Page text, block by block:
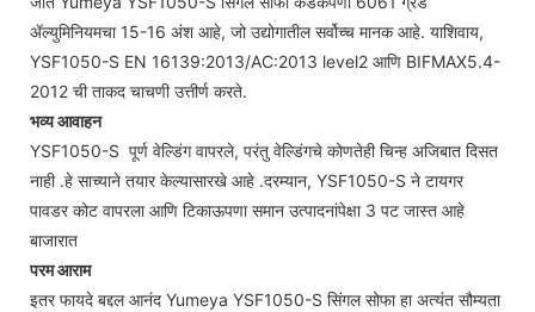
ॲल्युमिनियमचा 15-16 अंश आहे, जो उद्योगातील सर्वोच्च मानक आहे. याशिवाय,
YSF1050-S EN 16139:2013/AC:2013 level2 आणि BIFMAX5.4-
2012 ची ताकद चाचणी उत्तीर्ण करते.
भव्य आवाहन
YSF1050-S पूर्ण वेल्डिंग वापरले, परंतु वेल्डिंगचे कोणतेही चिन्ह अजिबात दिसत
नाही .हे साच्याने तयार केल्यासारखे आहे .दरम्यान, YSF1050-S ने टायगर
पावडर कोट वापरला आणि टिकाऊपणा समान उत्पादनांपेक्षा 3 पट जास्त आहे
बाजारात
परम आराम
इतर फायदे बद्दल आनंद Yumeya YSF1050-S सिंगल सोफा हा अत्यंत सौम्यता